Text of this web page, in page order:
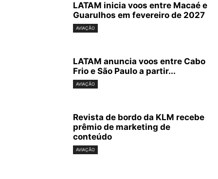
LATAM inicia voos entre Macaé e
Guarulhos em fevereiro de 2027
AVIAÇÃO
LATAM anuncia voos entre Cabo
Frio e São Paulo a partir...
AVIAÇÃO
Revista de bordo da KLM recebe
prêmio de marketing de
conteúdo
AVIAÇÃO